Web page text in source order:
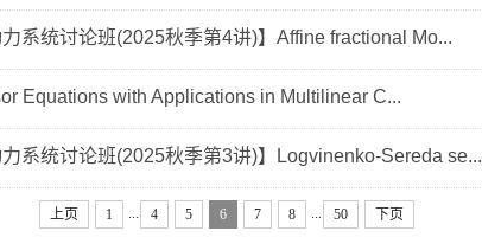
系统讨论班(2025秋季第4讲)】Affine fractional Mo...
Equations with Applications in Multilinear C...
系统讨论班(2025秋季第3讲)】Logvinenko-Sereda se...
上页 1 4 5 6 7 8 50 下页